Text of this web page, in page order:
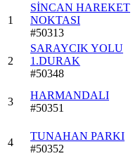
1
SİNCAN HAREKET
NOKTASI
#50313
2
SARAYCIK YOLU
1.DURAK
#50348
3
HARMANDALI
#50351
4
TUNAHAN PARKI
#50352